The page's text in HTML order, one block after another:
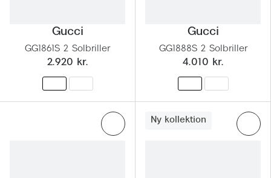
Gucci
GG1861S 2 Solbriller
2.920 kr.
Gucci
GG1888S 2 Solbriller
4.010 kr.
Ny kollektion